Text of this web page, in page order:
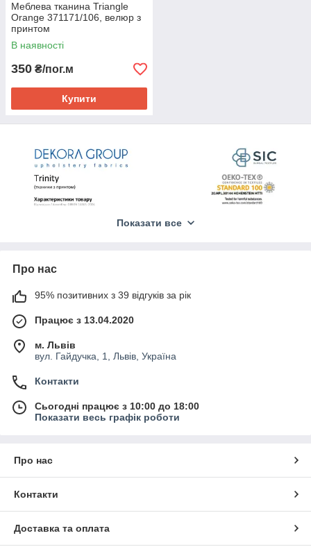
Меблева тканина Triangle
Orange 371171/106, велюр з
принтом
В наявності
350 ₴/пог.м
Купити
Показати все
Про нас
95% позитивних з 39 відгуків за рік
Працює з 13.04.2020
м. Львів
вул. Гайдучка, 1, Львів, Україна
Контакти
Сьогодні працює з 10:00 до 18:00
Показати весь графік роботи
Про нас
Контакти
Доставка та оплата